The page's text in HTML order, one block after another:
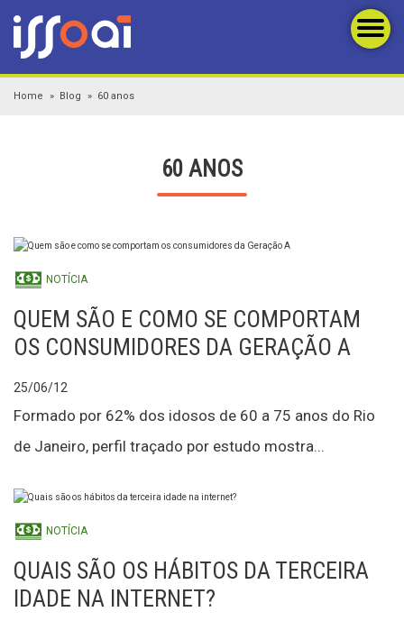
Home Blog 60 anos
60 ANOS
NOTÍCIA
QUEM SÃO E COMO SE COMPORTAM
OS CONSUMIDORES DA GERAÇÃO A
25/06/12
Formado por 62% dos idosos de 60 a 75 anos do Rio
de Janeiro, perfil traçado por estudo mostra...
NOTÍCIA
QUAIS SÃO OS HÁBITOS DA TERCEIRA
IDADE NA INTERNET?